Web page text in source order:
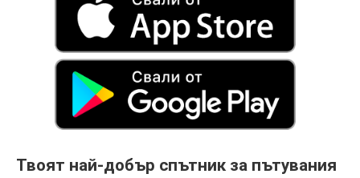
Твоят най-добър спътник за пътувания